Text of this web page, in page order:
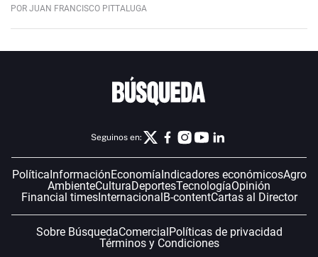
POR JUAN FRANCISCO PITTALUGA
Seguinos en:
Política InformaciónEconomía Indicadores económicosAgro
AmbienteCulturaDeportesTecnologíaOpinión
Financial timesInternacional B-contentCartas al Director
Sobre BúsquedaComercial Políticas de privacidad
Términos y Condiciones